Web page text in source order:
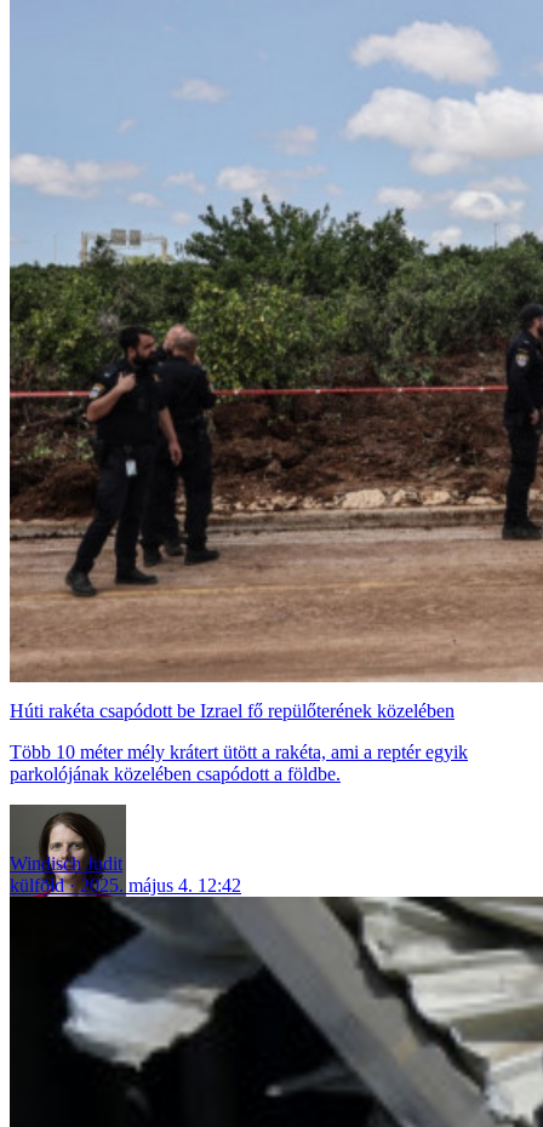
Húti rakéta csapódott be Izrael fő repülőterének közelében
Több 10 méter mély krátert ütött a rakéta, ami a reptér egyik
parkolójának közelében csapódott a földbe.
Windisch Judit
külföld
2025. május 4. 12:42